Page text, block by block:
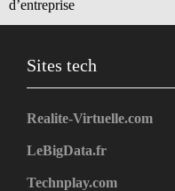
d’entreprise
Sites tech
Realite-Virtuelle.com
LeBigData.fr
Technplay.com